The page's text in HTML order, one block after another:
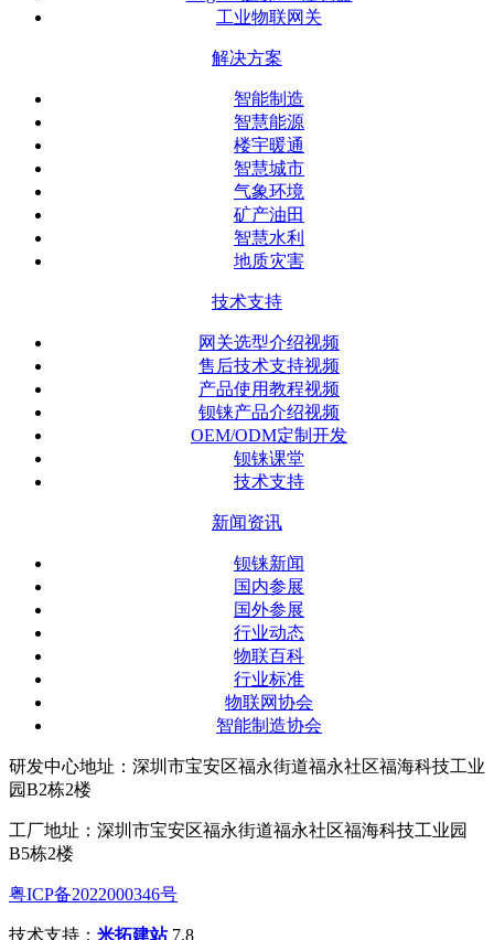
工业物联网关
解决方案
智能制造
智慧能源
楼宇暖通
智慧城市
气象环境
矿产油田
智慧水利
地质灾害
技术支持
网关选型介绍视频
售后技术支持视频
产品使用教程视频
钡铼产品介绍视频
OEM/ODM定制开发
钡铼课堂
技术支持
新闻资讯
钡铼新闻
国内参展
国外参展
行业动态
物联百科
行业标准
物联网协会
智能制造协会
研发中心地址：深圳市宝安区福永街道福永社区福海科技工业
园B2栋2楼
工厂地址：深圳市宝安区福永街道福永社区福海科技工业园
B5栋2楼
粤ICP备2022000346号
技术支持： 米拓建站 7.8